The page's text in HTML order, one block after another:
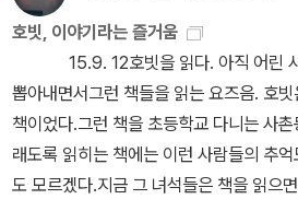
의 브랜디와인 강(River Brandywine)
사이에 위치한 땅으로, 평화롭고 조용하고
의 주인공은 <반지의 제왕>의 주인공이
긴스'다. 프로도가 반지를 없애기 위해 여
0여년 전, 그의 외삼촌 빌보는 드와프들
뜻밖의 여정을 떠났다. 1년간의 여정에서
톤, 고블린, 골룸, 와르그, 대형 독거미, 스
호빗, 이야기라는 즐거움
15.9. 12호빗을 읽다. 아직 어린 사
뽑아내면서그런 책들을 읽는 요즈음. 호
책이었다.그런 책을 초등학교 다니는 사
래도록 읽히는 책에는 이런 사람들의 추
도 모르겠다.지금 그 녀석들은 책을 읽으